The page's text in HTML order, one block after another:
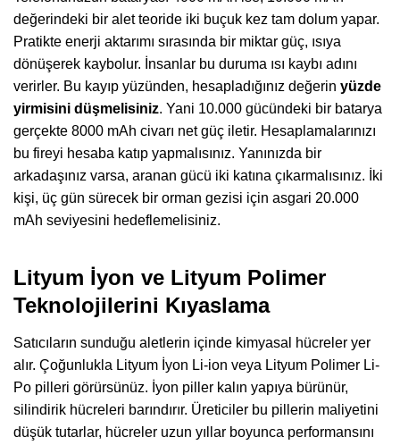
değerindeki bir alet teoride iki buçuk kez tam dolum yapar.
Pratikte enerji aktarımı sırasında bir miktar güç, ısıya
dönüşerek kaybolur. İnsanlar bu duruma ısı kaybı adını
verirler. Bu kayıp yüzünden, hesapladığınız değerin yüzde
yirmisini düşmelisiniz. Yani 10.000 gücündeki bir batarya
gerçekte 8000 mAh civarı net güç iletir. Hesaplamalarınızı
bu fireyi hesaba katıp yapmalısınız. Yanınızda bir
arkadaşınız varsa, aranan gücü iki katına çıkarmalısınız. İki
kişi, üç gün sürecek bir orman gezisi için asgari 20.000
mAh seviyesini hedeflemelisiniz.
Lityum İyon ve Lityum Polimer
Teknolojilerini Kıyaslama
Satıcıların sunduğu aletlerin içinde kimyasal hücreler yer
alır. Çoğunlukla Lityum İyon Li-ion veya Lityum Polimer Li-
Po pilleri görürsünüz. İyon piller kalın yapıya bürünür,
silindirik hücreleri barındırır. Üreticiler bu pillerin maliyetini
düşük tutarlar, hücreler uzun yıllar boyunca performansını